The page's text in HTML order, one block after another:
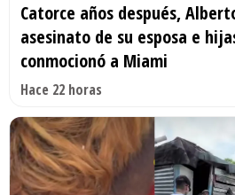
Catorce años después,
asesinato de su esposa e
conmocionó a Miami
Hace 22 horas